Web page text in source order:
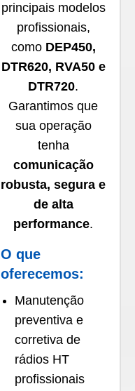
principais modelos
profissionais,
como DEP450,
DTR620, RVA50 e
DTR720.
Garantimos que
sua operação
tenha
comunicação
robusta, segura e
de alta
performance.
O que
oferecemos:
Manutenção
preventiva e
corretiva de
rádios HT
profissionais